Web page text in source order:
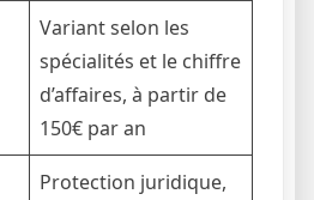
Variant selon les
spécialités et le chiffre
d’affaires, à partir de
150€ par an
Protection juridique,